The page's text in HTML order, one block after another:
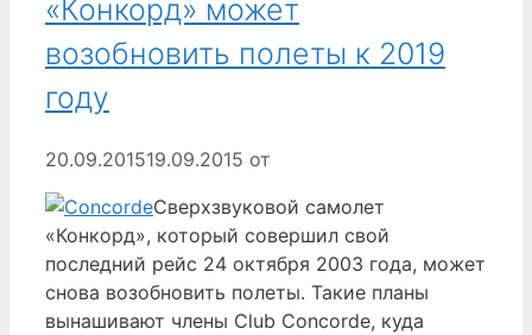
«Конкорд» может
возобновить полеты к 2019
году
20.09.201519.09.2015 от
Сверхзвуковой самолет
«Конкорд», который совершил свой
последний рейс 24 октября 2003 года, может
снова возобновить полеты. Такие планы
вынашивают члены Club Concorde, куда